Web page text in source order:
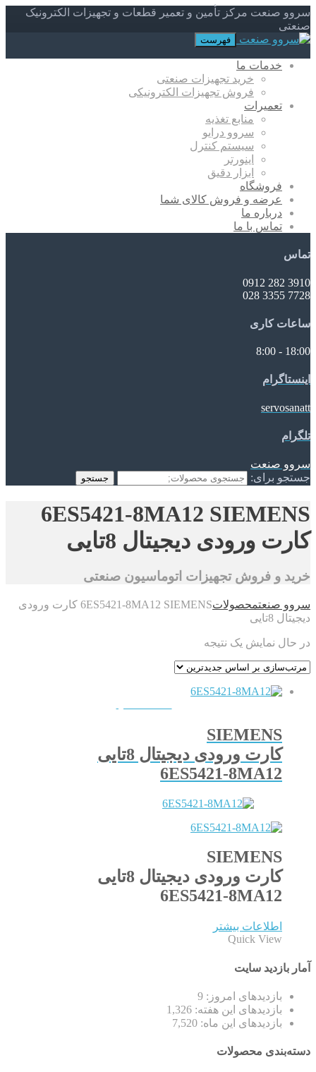
سروو صنعت مرکز تأمین و تعمیر قطعات و تجهیزات الکترونیک
صنعتی
فهرست
خدمات ما
خرید تجهیزات صنعتی
فروش تجهیزات الکترونیکی
تعمیرات
منابع تغذیه
سروو درایو
سیستم کنترل
اینورتر
ابزار دقیق
فروشگاه
عرضه و فروش کالای شما
درباره ما
تماس با ما
تماس
3910 282 0912
7728 3355 028
ساعات کاری
18:00 - 8:00
اینستاگرام
servosanatt
تلگرام
سروو صنعت
جستجو برای:
جستجو
6ES5421-8MA12 SIEMENS
کارت ورودی دیجیتال 8تایی
خرید و فروش تجهیزات اتوماسیون صنعتی
سروو صنعتمحصولات
6ES5421-8MA12 SIEMENS کارت ورودی
دیجیتال 8تایی
در حال نمایش یک نتیجه
SIEMENS
کارت ورودی دیجیتال 8تایی
6ES5421-8MA12
SIEMENS
کارت ورودی دیجیتال 8تایی
6ES5421-8MA12
اطلاعات بیشتر
Quick View
آمار بازدید سایت
بازدیدهای امروز: 9
بازدیدهای این هفته: 1,326
بازدیدهای این ماه: 7,520
دسته‌بندی محصولات